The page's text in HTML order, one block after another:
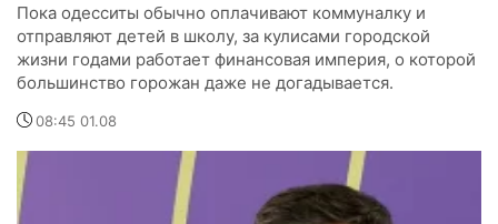
Пока одесситы обычно оплачивают коммуналку и
отправляют детей в школу, за кулисами городской
жизни годами работает финансовая империя, о которой
большинство горожан даже не догадывается.
08:45 01.08